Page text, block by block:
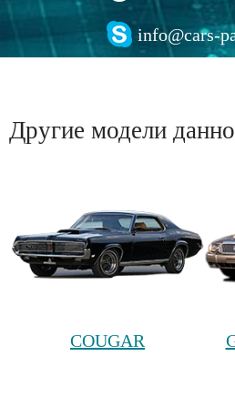
info@cars-
Другие модели
COUGAR